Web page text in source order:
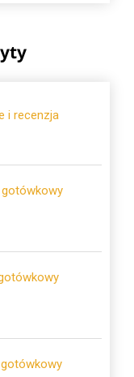
i recenzja
gotówkowy